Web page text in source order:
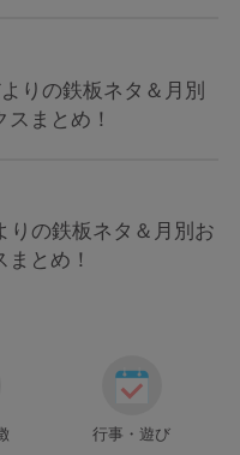
よりの鉄板ネタ＆月別
まとめ！
りの鉄板ネタ＆月別お
とめ！
行事・遊び